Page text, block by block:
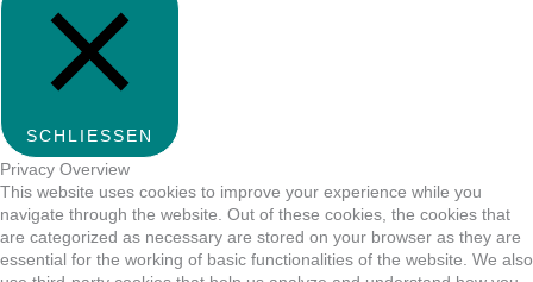
SCHLIESSEN
Privacy Overview
This website uses cookies to improve your experience while you
navigate through the website. Out of these cookies, the cookies that
are categorized as necessary are stored on your browser as they are
essential for the working of basic functionalities of the website. We also